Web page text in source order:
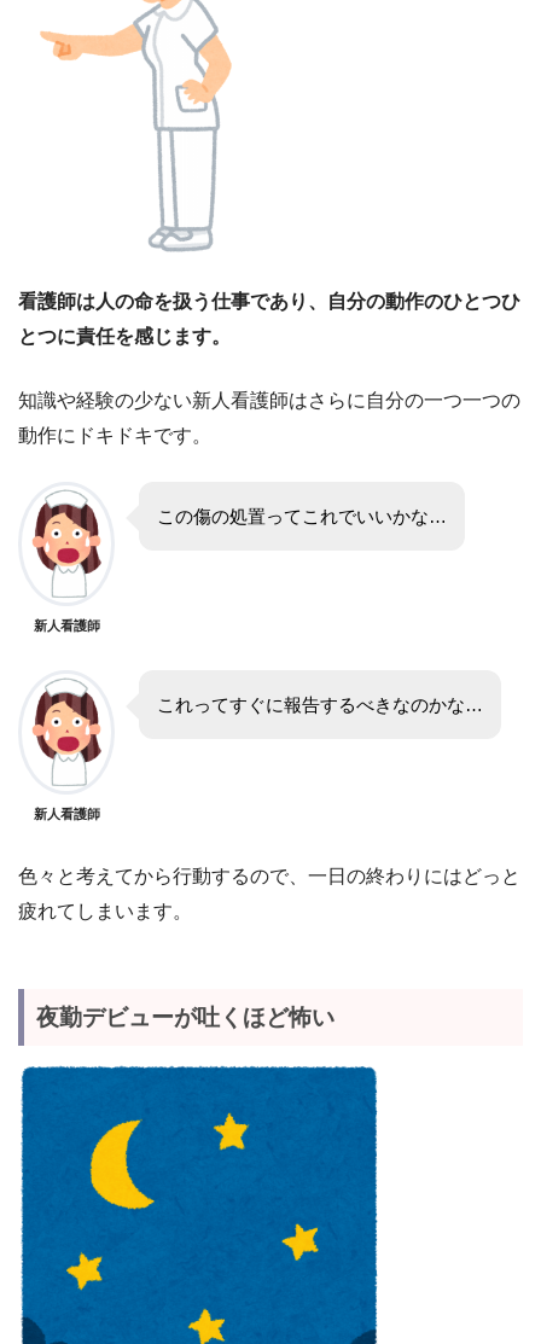
看護師は人の命を扱う仕事であり、自分の動作のひとつひ
とつに責任を感じます。
知識や経験の少ない新人看護師はさらに自分の一つ一つの
動作にドキドキです。
新人看護師
この傷の処置ってこれでいいかな…
新人看護師
これってすぐに報告するべきなのかな…
色々と考えてから行動するので、一日の終わりにはどっと
疲れてしまいます。
夜勤デビューが吐くほど怖い